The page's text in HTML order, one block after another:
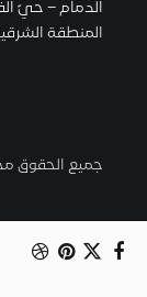
الدمام – حيّ
المنطقة
جميع الحقوق